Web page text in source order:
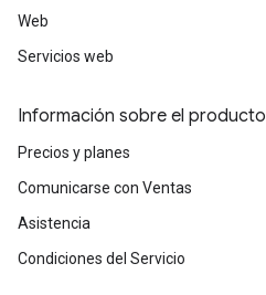
Web
Servicios web
Información sobre el producto
Precios y planes
Comunicarse con Ventas
Asistencia
Condiciones del Servicio